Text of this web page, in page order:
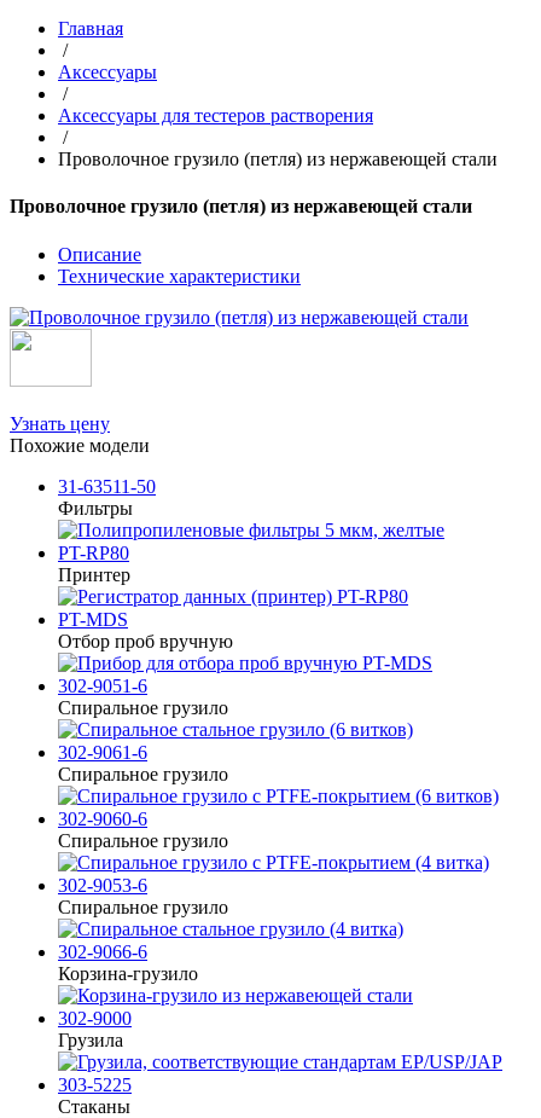
Главная
/
Аксессуары
/
Аксессуары для тестеров растворения
/
Проволочное грузило (петля) из нержавеющей стали
Проволочное грузило (петля) из нержавеющей стали
Описание
Технические характеристики
Узнать цену
Похожие модели
31-63511-50
Фильтры
PT-RP80
Принтер
PT-MDS
Отбор проб вручную
302-9051-6
Спиральное грузило
302-9061-6
Спиральное грузило
302-9060-6
Спиральное грузило
302-9053-6
Спиральное грузило
302-9066-6
Корзина-грузило
302-9000
Грузила
303-5225
Стаканы